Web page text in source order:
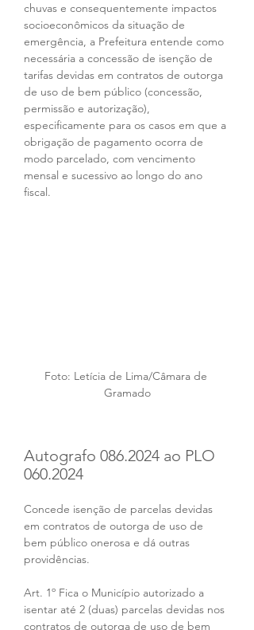
chuvas e consequentemente impactos
socioeconômicos da situação de
emergência, a Prefeitura entende como
necessária a concessão de isenção de
tarifas devidas em contratos de outorga
de uso de bem público (concessão,
permissão e autorização),
especificamente para os casos em que a
obrigação de pagamento ocorra de
modo parcelado, com vencimento
mensal e sucessivo ao longo do ano
fiscal.
Foto: Letícia de Lima/Câmara de
Gramado
Autografo 086.2024 ao PLO
060.2024
Concede isenção de parcelas devidas
em contratos de outorga de uso de
bem público onerosa e dá outras
providências.
Art. 1º Fica o Município autorizado a
isentar até 2 (duas) parcelas devidas nos
contratos de outorga de uso de bem